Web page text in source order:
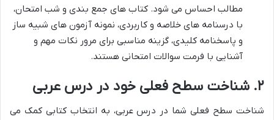
مطالب احساس می شود. کتاب های جمع بندی و شب امتحان،
با درسنامه های خلاصه و کاربردی، نمونه آزمون های شبیه ساز
و پاسخنامه کلیدی، گزینه مناسبی برای مرور نکات مهم و
آشنایی با فرمت سوالات امتحانی هستند.
۲. شناخت سطح فعلی خود در درس عربی
شناخت سطح فعلی شما در درس عربی، به انتخاب کتابی کمک می